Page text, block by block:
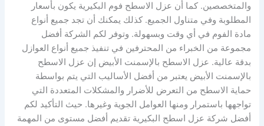
والمتخصصين. كما أن عزل الاسطح فوم البكيرية يكون بأسعار
المطلوبة وفي متناول الجميع. كذلك يمكنك أن تجد جميع أنواع
مادة الفوم في أي وقت وبسهولة. وتوفر لكم الشركة أفضل
مجموعة من الخبراء من المحترفين في تنفيذ جميع أنواع العوازل
بدقة عالية. عزل الاسطح بالإسمنت الأبيض إن عزل الاسطح
بالإسمنت الأبيض يعتبر من أفضل الأساليب التي يتم بواسطة
حماية الاسطح من التعرض للأضرار والمشكلات المتعددة التي
تواجهها باستمرار ومنها العوامل الجوية وغيرها. حيث التأكيد لكم
أفضل شركة عزل اسطح البكيرية تقديم أفضل مستوى من المهمة